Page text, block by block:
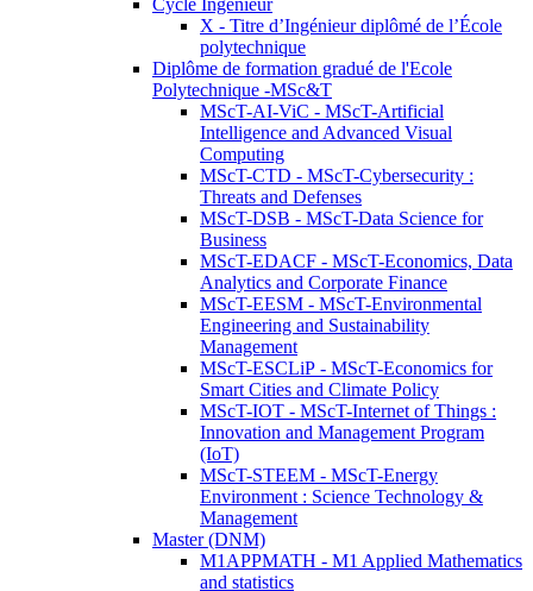
Cycle Ingénieur
X - Titre d’Ingénieur diplômé de l’École
polytechnique
Diplôme de formation gradué de l'Ecole
Polytechnique -MSc&T
MScT-AI-ViC - MScT-Artificial
Intelligence and Advanced Visual
Computing
MScT-CTD - MScT-Cybersecurity :
Threats and Defenses
MScT-DSB - MScT-Data Science for
Business
MScT-EDACF - MScT-Economics, Data
Analytics and Corporate Finance
MScT-EESM - MScT-Environmental
Engineering and Sustainability
Management
MScT-ESCLiP - MScT-Economics for
Smart Cities and Climate Policy
MScT-IOT - MScT-Internet of Things :
Innovation and Management Program
(IoT)
MScT-STEEM - MScT-Energy
Environment : Science Technology &
Management
Master (DNM)
M1APPMATH - M1 Applied Mathematics
and statistics